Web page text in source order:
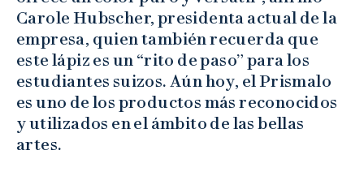
Carole Hubscher, presidenta actual de la
empresa, quien también recuerda que
este lápiz es un “rito de paso” para los
estudiantes suizos. Aún hoy, el Prismalo
es uno de los productos más reconocidos
y utilizados en el ámbito de las bellas
artes.